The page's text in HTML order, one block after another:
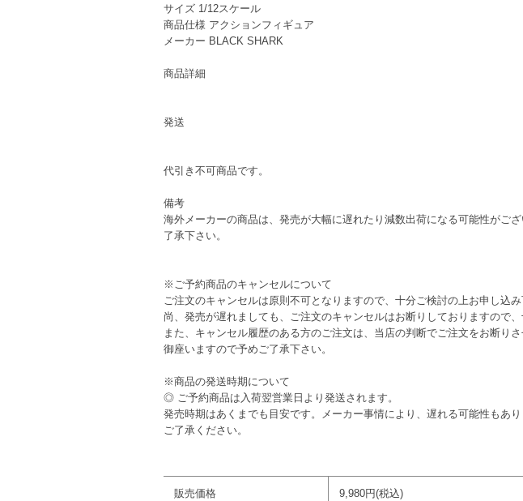
サイズ 1/12スケール
商品仕様 アクションフィギュア
メーカー BLACK SHARK
商品詳細
発送
代引き不可商品です。
備考
海外メーカーの商品は、発売が大幅に遅れたり減数出荷になる可能性がご
了承下さい。
※ご予約商品のキャンセルについて
ご注文のキャンセルは原則不可となりますので、十分ご検討の上お申し込み
尚、発売が遅れましても、ご注文のキャンセルはお断りしておりますので
また、キャンセル履歴のある方のご注文は、当店の判断でご注文をお断り
御座いますので予めご了承下さい。
※商品の発送時期について
◎ ご予約商品は入荷翌営業日より発送されます。
発売時期はあくまでも目安です。メーカー事情により、遅れる可能性もあり
ご了承ください。
販売価格 9,980円(税込)